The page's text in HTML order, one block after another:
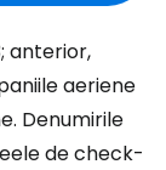
anterior,
aeriene
Denumirile
de check-